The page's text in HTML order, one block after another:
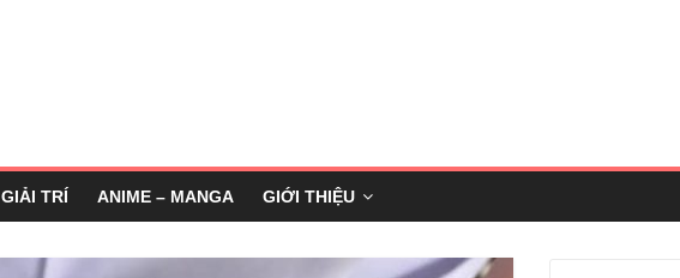
GIẢI TRÍ ANIME – MANGA GIỚI THIỆU